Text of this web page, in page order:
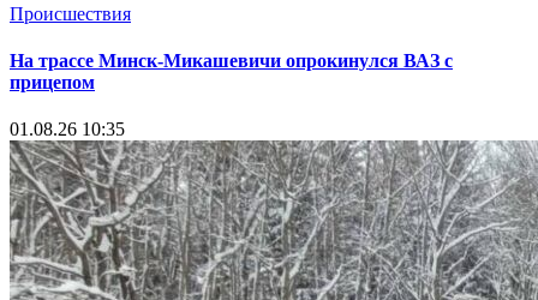
Происшествия
На трассе Минск-Микашевичи опрокинулся ВАЗ с
прицепом
01.08.26 10:35